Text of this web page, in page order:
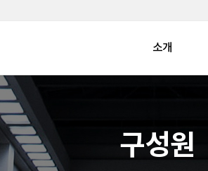
소개
구성원